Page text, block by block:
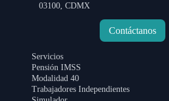
03100, CDMX
Contáctanos
Servicios
Pensión IMSS
Modalidad 40
Trabajadores Independientes